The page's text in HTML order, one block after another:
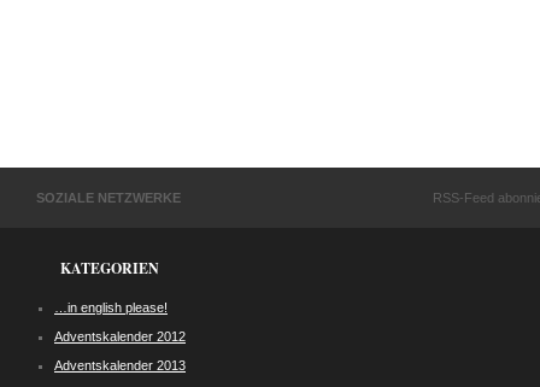
SOZIALE NETZWERKE RSS-Feed
KATEGORIEN
…in english please!
Adventskalender 2012
Adventskalender 2013